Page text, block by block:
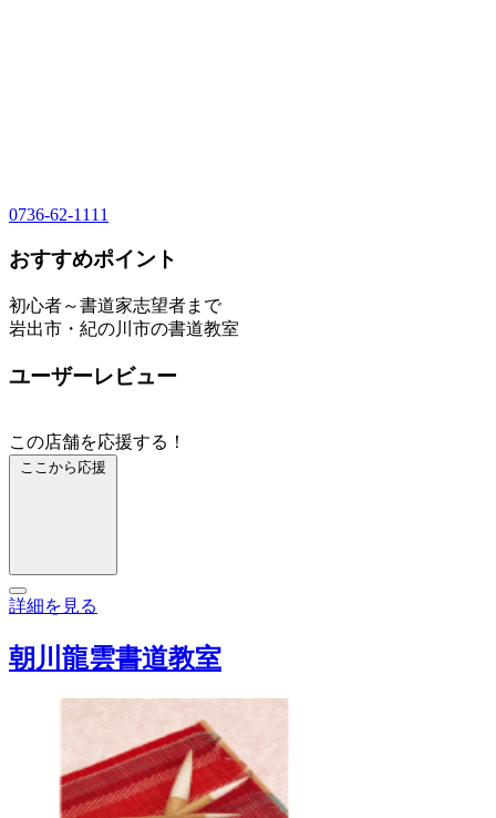
0736-62-1111
おすすめポイント
初心者～書道家志望者まで
岩出市・紀の川市の書道教室
ユーザーレビュー
この店舗を応援する！
ここから応援
詳細を見る
朝川龍雲書道教室